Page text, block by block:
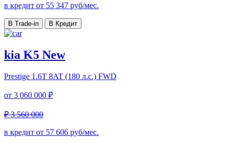
в кредит от 55 347 руб/мес.
В Trade-in В Кредит
kia K5 New
Prestige 1.6T 8AT (180 л.с.) FWD
от 3 060 000 ₽
₽ 3 560 000
в кредит от 57 606 руб/мес.